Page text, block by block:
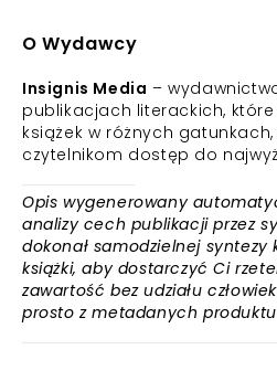
O Wydawcy
Insignis Media –
publikacjach literackich,
książek w różnych
czytelnikom dostęp do
Opis wygenerowany
analizy cech publikacji przez
dokonał samodzielnej syntezy
książki, aby dostarczyć Ci
zawartość bez udziału
prosto z metadanych